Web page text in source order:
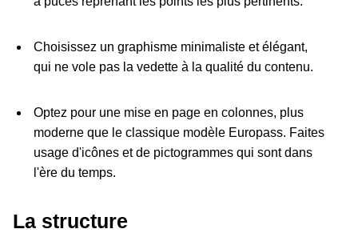
Choisissez un graphisme minimaliste et élégant,
qui ne vole pas la vedette à la qualité du contenu.
Optez pour une mise en page en colonnes, plus
moderne que le classique modèle Europass. Faites
usage d'icônes et de pictogrammes qui sont dans
l'ère du temps.
La structure